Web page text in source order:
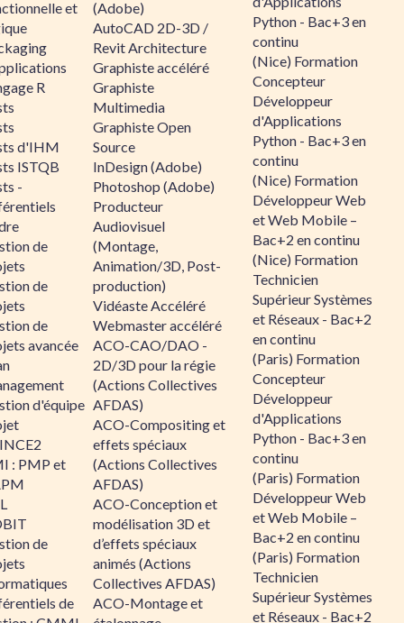
et
R
d'IHM
ISTQB
-
de
de
de
avancée
d'équipe
: PMP et
de
de
(Adobe)
AutoCAD 2D-3D /
Revit Architecture
Graphiste accéléré
Graphiste
Multimedia
Graphiste Open
Source
InDesign (Adobe)
Photoshop (Adobe)
Producteur
Audiovisuel
(Montage,
Animation/3D, Post-
production)
Vidéaste Accéléré
Webmaster accéléré
ACO-CAO/DAO -
2D/3D pour la régie
(Actions Collectives
AFDAS)
ACO-Compositing et
effets spéciaux
(Actions Collectives
AFDAS)
ACO-Conception et
modélisation 3D et
d’effets spéciaux
animés (Actions
Collectives AFDAS)
ACO-Montage et
Python - Bac+3 en
continu
(Nice) Formation
Concepteur
Développeur
d'Applications
Python - Bac+3 en
continu
(Nice) Formation
Développeur Web
et Web Mobile –
Bac+2 en continu
(Nice) Formation
Technicien
Supérieur Systèmes
et Réseaux - Bac+2
en continu
(Paris) Formation
Concepteur
Développeur
d'Applications
Python - Bac+3 en
continu
(Paris) Formation
Développeur Web
et Web Mobile –
Bac+2 en continu
(Paris) Formation
Technicien
Supérieur Systèmes
et Réseaux - Bac+2